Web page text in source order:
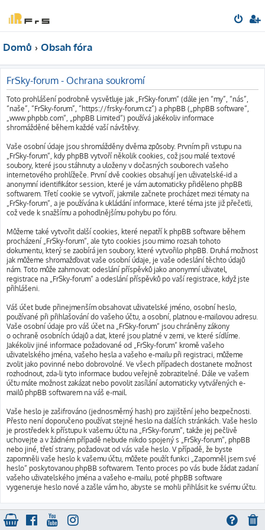
Domů Obsah fóra
FrSky-forum - Ochrana soukromí
Toto prohlášení podrobně vysvětluje jak „FrSky-forum“ (dále jen “my”, “nás”,
“naše”, “FrSky-forum”, “https://frsky-forum.cz”) a phpBB („phpBB software“,
„www.phpbb.com“, „phpBB Limited“) používá jakékoliv informace
shromážděné během každé vaší návštěvy.
Vaše osobní údaje jsou shromážděny dvěma způsoby. Prvním při vstupu na
„FrSky-forum“, kdy phpBB vytvoří několik cookies, což jsou malé textové
soubory, které jsou stáhnuty a uloženy v dočasných souborech vašeho
internetového prohlížeče. První dvě cookies obsahují jen uživatelské-id a
anonymní identifikátor session, které je vám automaticky přiděleno phpBB
softwarem. Třetí cookie se vytvoří, jakmile začnete procházet mezi tématy na
„FrSky-forum“, a je používána k ukládání informace, které téma jste již přečetli,
což vede k snažšímu a pohodlnějšímu pohybu po fóru.
Můžeme také vytvořit další cookies, které nepatří k phpBB software během
procházení „FrSky-forum“, ale tyto cookies jsou mimo rozsah tohoto
dokumentu, který se zaobírá jen soubory, které vytvořilo phpBB. Druhá možnost
jak můžeme shromažďovat vaše osobní údaje, je vaše odeslání těchto údajů
nám. Toto může zahrnovat: odeslání příspěvků jako anonymní uživatel,
registrace na „FrSky-forum“ a odeslání příspěvků po vaší registrace, když jste
přihlášeni.
Váš účet bude přinejmenším obsahovat uživatelské jméno, osobní heslo,
používané při přihlašování do vašeho účtu, a osobní, platnou e-mailovou adresu.
Vaše osobní údaje pro váš účet na „FrSky-forum“ jsou chráněny zákony
o ochraně osobních údajů a dat, které jsou platné v zemi, ve které sídlíme.
Jakékoliv jiné informace požadované od „FrSky-forum“ kromě vašeho
uživatelského jména, vašeho hesla a vašeho e-mailu při registraci, můžeme
zvolit jako povinné nebo dobrovolné. Ve všech případech dostanete možnost
rozhodnout, zda-li tyto informace budou veřejně zobrazitelné. Dále ve vašem
účtu máte možnost zakázat nebo povolit zasílání automaticky vytvářených e-
mailů phpBB softwarem na váš e-mail.
Vaše heslo je zašifrováno (jednosměrný hash) pro zajištění jeho bezpečnosti.
Přesto není doporučeno používat stejné heslo na dalších stránkách. Vaše heslo
je prostředek k přístupu k vašemu účtu na „FrSky-forum“, takže jej pečlivě
uchovejte a v žádném případě nebude nikdo spojený s „FrSky-forum“, phpBB
nebo jiné, třetí strany, požadovat od vás vaše heslo. V případě, že byste
zapomněli vaše heslo k vašemu účtu, můžete použít funkci „Zapomněl jsem své
heslo“ poskytovanou phpBB softwarem. Tento proces po vás bude žádat zadaní
vašeho uživatelského jména a vašeho e-mailu, poté phpBB software
vygeneruje heslo nové a zašle vám ho, abyste se mohli přihlásit ke svému účtu.